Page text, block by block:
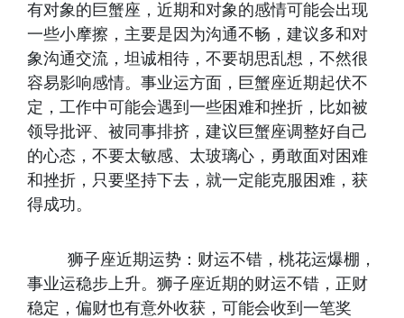
有对象的巨蟹座，近期和对象的感情可能会出现
一些小摩擦，主要是因为沟通不畅，建议多和对
象沟通交流，坦诚相待，不要胡思乱想，不然很
容易影响感情。事业运方面，巨蟹座近期起伏不
定，工作中可能会遇到一些困难和挫折，比如被
领导批评、被同事排挤，建议巨蟹座调整好自己
的心态，不要太敏感、太玻璃心，勇敢面对困难
和挫折，只要坚持下去，就一定能克服困难，获
得成功。
狮子座近期运势：财运不错，桃花运爆棚，
事业运稳步上升。狮子座近期的财运不错，正财
稳定，偏财也有意外收获，可能会收到一笔奖